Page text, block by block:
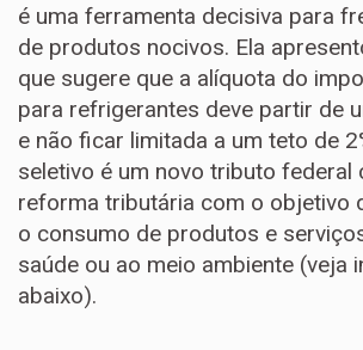
é uma ferramenta decisiva para
de produtos nocivos. Ela
que sugere que a alíquota do
para refrigerantes deve partir de
e não ficar limitada a um teto de
seletivo é um novo tributo federal
reforma tributária com o objetivo
o consumo de produtos e
saúde ou ao meio ambiente (veja
abaixo).